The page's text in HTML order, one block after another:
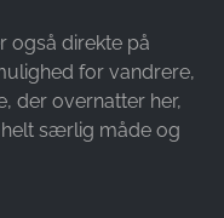
også direkte på
for vandrere,
der overnatter her,
særlig måde og
vores